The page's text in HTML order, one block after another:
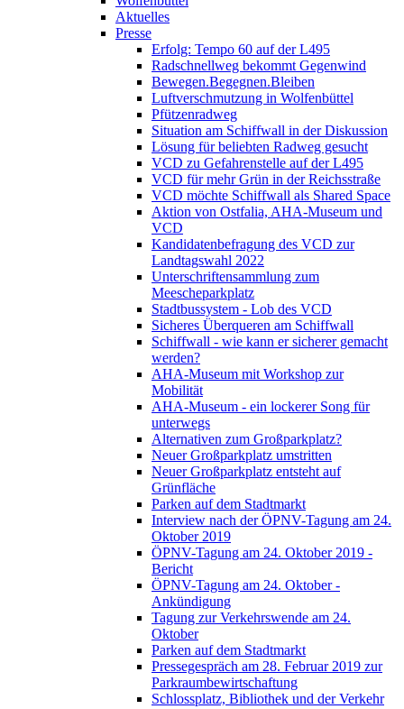
Aktuelles
Presse
Erfolg: Tempo 60 auf der L495
Radschnellweg bekommt Gegenwind
Bewegen.Begegnen.Bleiben
Luftverschmutzung in Wolfenbüttel
Pfützenradweg
Situation am Schiffwall in der Diskussion
Lösung für beliebten Radweg gesucht
VCD zu Gefahrenstelle auf der L495
VCD für mehr Grün in der Reichsstraße
VCD möchte Schiffwall als Shared Space
Aktion von Ostfalia, AHA-Museum und
VCD
Kandidatenbefragung des VCD zur
Landtagswahl 2022
Unterschriftensammlung zum
Meescheparkplatz
Stadtbussystem - Lob des VCD
Sicheres Überqueren am Schiffwall
Schiffwall - wie kann er sicherer gemacht
werden?
AHA-Museum mit Workshop zur
Mobilität
AHA-Museum - ein lockerer Song für
unterwegs
Alternativen zum Großparkplatz?
Neuer Großparkplatz umstritten
Neuer Großparkplatz entsteht auf
Grünfläche
Parken auf dem Stadtmarkt
Interview nach der ÖPNV-Tagung am 24.
Oktober 2019
ÖPNV-Tagung am 24. Oktober 2019 -
Bericht
ÖPNV-Tagung am 24. Oktober -
Ankündigung
Tagung zur Verkehrswende am 24.
Oktober
Parken auf dem Stadtmarkt
Pressegespräch am 28. Februar 2019 zur
Parkraumbewirtschaftung
Schlossplatz, Bibliothek und der Verkehr